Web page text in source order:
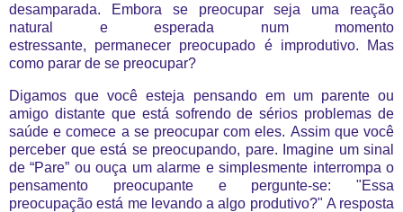
desamparada. Embora se preocupar seja uma reação
natural e esperada num momento
estressante, permanecer preocupado é improdutivo. Mas
como parar de se preocupar?
Digamos que você esteja pensando em um parente ou
amigo distante que está sofrendo de sérios problemas de
saúde e comece a se preocupar com eles. Assim que você
perceber que está se preocupando, pare. Imagine um sinal
de “Pare” ou ouça um alarme e simplesmente interrompa o
pensamento preocupante e pergunte-se: "Essa
preocupação está me levando a algo produtivo?" A resposta